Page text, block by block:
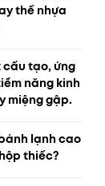
thế nhựa
tạo, ứng
năng kinh
miệng gập.
lạnh cao
thiếc?